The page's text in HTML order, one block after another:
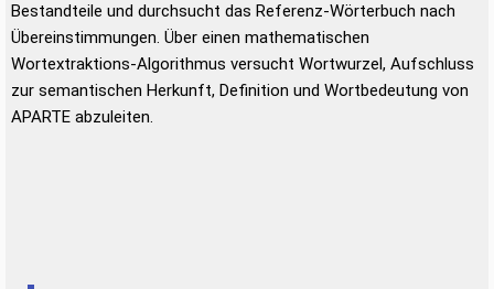
Bestandteile und durchsucht das Referenz-Wörterbuch nach
Übereinstimmungen. Über einen mathematischen
Wortextraktions-Algorithmus versucht Wortwurzel, Aufschluss
zur semantischen Herkunft, Definition und Wortbedeutung von
APARTE abzuleiten.